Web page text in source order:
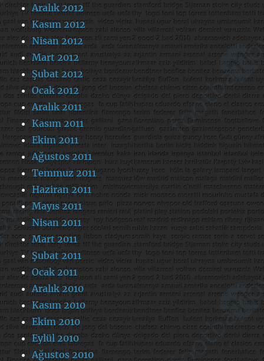
Aralık 2012
Kasım 2012
Nisan 2012
Mart 2012
Şubat 2012
Ocak 2012
Aralık 2011
Kasım 2011
Ekim 2011
Ağustos 2011
Temmuz 2011
Haziran 2011
Mayıs 2011
Nisan 2011
Mart 2011
Şubat 2011
Ocak 2011
Aralık 2010
Kasım 2010
Ekim 2010
Eylül 2010
Ağustos 2010